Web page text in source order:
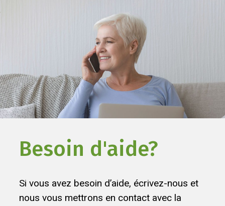
Besoin d'aide?
Si vous avez besoin d’aide, écrivez-nous et
nous vous mettrons en contact avec la